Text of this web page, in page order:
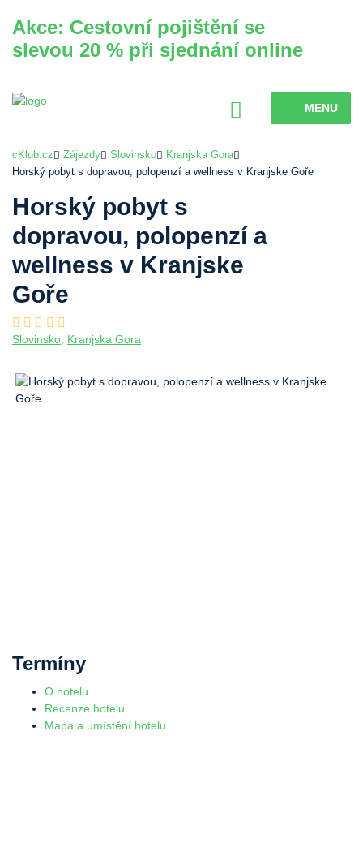
Akce: Cestovní pojištění se
slevou 20 % při sjednání online
MENU
cKlub.cz Zájezdy Slovinsko
Kranjska Gora
Horský pobyt s dopravou, polopenzí a wellness v Kranjske Goře
Horský pobyt s
dopravou, polopenzí a
wellness v Kranjske
Goře
Slovinsko Kranjska Gora
Termíny
O hotelu
Recenze hotelu
Mapa a umístění hotelu